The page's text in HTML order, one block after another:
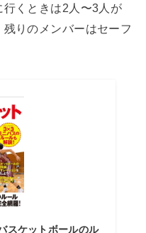
くときは2人〜3人が
りのメンバーはセーフ
スケットボールのル